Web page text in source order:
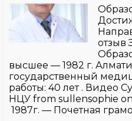
отзыв
высшее — 1982 г.
государственный
работы: 40 лет . Видео
НЦУ from sullensophie
1987г. — Почетная